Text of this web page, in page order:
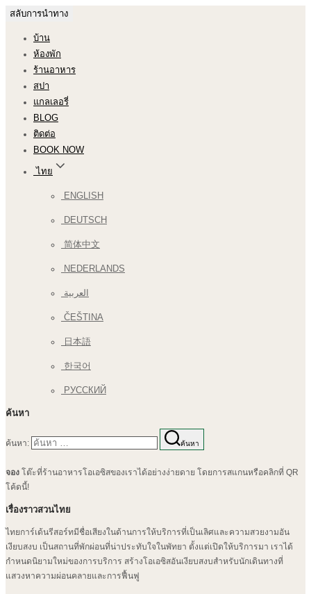
สลับการนำทาง
บ้าน
ห้องพัก
ร้านอาหาร
สปา
แกลเลอรี่
BLOG
ติดต่อ
BOOK NOW
ไทย
ENGLISH
DEUTSCH
简体中文
NEDERLANDS
العربية
ČEŠTINA
日本語
한국어
РУССКИЙ
ค้นหา
ค้นหา: ค้นหา
จอง โต๊ะที่ร้านอาหารโอเอซิสของเราได้อย่างง่ายดาย โดยการสแกนหรือคลิกที่ QR
โค้ดนี้!
เรื่องราวสวนไทย
ไทยการ์เด้นรีสอร์ทมีชื่อเสียงในด้านการให้บริการที่เป็นเลิศและความสวยงามอัน
เงียบสงบ เป็นสถานที่พักผ่อนที่น่าประทับใจในพัทยา ตั้งแต่เปิดให้บริการมา เราได้
กำหนดนิยามใหม่ของการบริการ สร้างโอเอซิสอันเงียบสงบสำหรับนักเดินทางที่
แสวงหาความผ่อนคลายและการฟื้นฟู